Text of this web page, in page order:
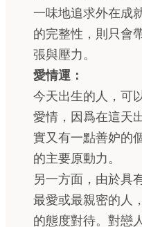
一味地追求外在成
的完整性，則只會
張與壓力。
愛情運：
今天出生的人，可
愛情，因爲在這天
實又有一點善妒的
的主要原動力。
另一方面，由於具
最愛或最親密的人
的態度對待。對戀